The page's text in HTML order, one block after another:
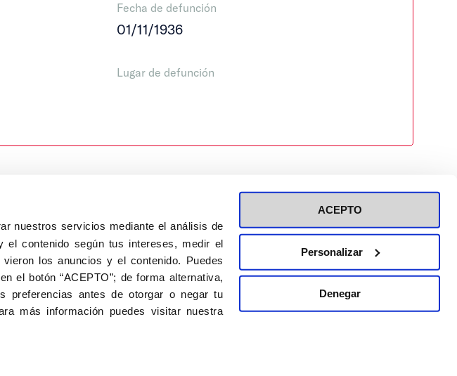
nuestros servicios mediante el análisis de
el contenido según tus intereses, medir el
los anuncios y el contenido. Puedes
el botón “ACEPTO”; de forma alternativa,
preferencias antes de otorgar o negar tu
más información puedes visitar nuestra
ACEPTO
Personalizar
Denegar
Fecha de defunción
01/11/1936
Lugar de defunción
Aviso Legal Inscripción a eventos
Política de privacidad de RRSS
Política de cookies